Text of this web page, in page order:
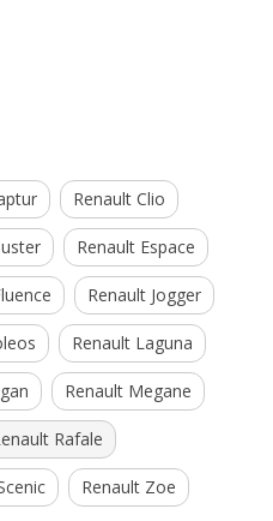
Renault Clio
Renault Espace
Renault Jogger
Renault Laguna
Renault Megane
Rafale
Renault Zoe